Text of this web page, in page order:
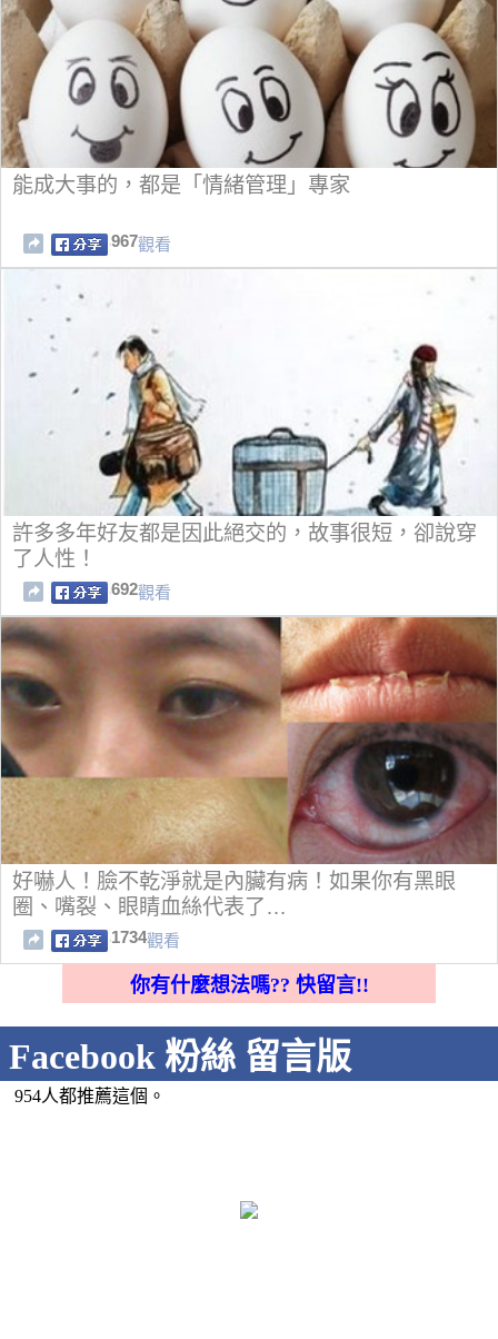
能成大事的，都是「情緒管理」專家
967觀看
許多多年好友都是因此絕交的，故事很短，卻說穿
了人性！
692觀看
好嚇人！臉不乾淨就是內臟有病！如果你有黑眼
圈、嘴裂、眼睛血絲代表了…
1734觀看
你有什麼想法嗎?? 快留言!!
Facebook 粉絲 留言版
954人都推薦這個。